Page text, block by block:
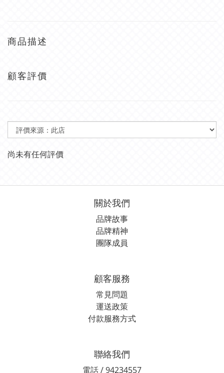
商品描述
顧客評價
尚未有任何評價
關於我們
品牌故事
品牌精神
團隊成員
顧客服務
常見問題
運送政策
付款服務方式
聯絡我們
電話 / 94234557